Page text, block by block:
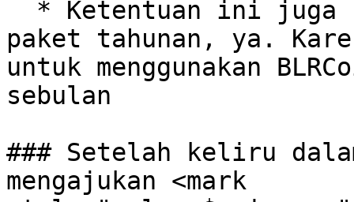
paket tahunan, ya.
untuk menggunakan
sebulan
### Setelah keliru
mengajukan <mark